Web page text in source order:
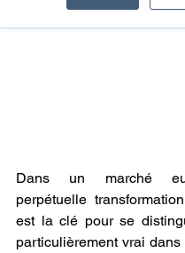
Dans un marché
perpétuelle
est la clé pour se
particulièrement vrai